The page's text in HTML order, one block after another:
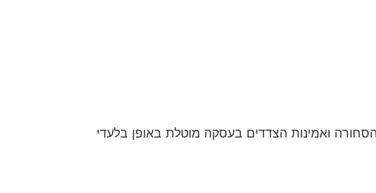
ואמינות הצדדים בעסקה מוטלת באופן בלעדי